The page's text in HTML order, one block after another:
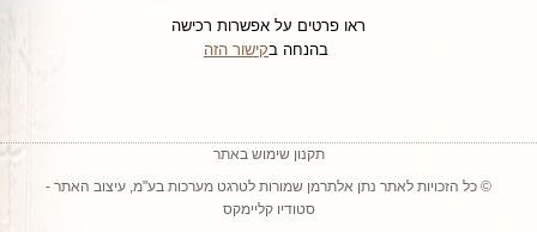
ראו פרטים על אפשרות רכישה
בהנחה בקישור הזה
תקנון שימוש באתר
© כל הזכויות לאתר נתן אלתרמן שמורות לטרגט מערכות בע"מ, עיצוב האתר -
סטודיו קליימקס